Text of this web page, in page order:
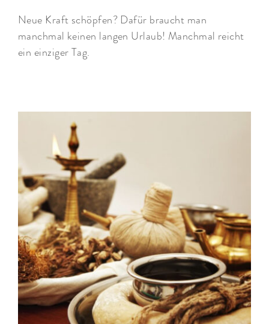
Neue Kraft schöpfen? Dafür braucht man
manchmal keinen langen Urlaub! Manchmal reicht
ein einziger Tag.